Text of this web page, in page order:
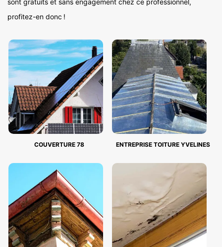
sont gratuits et sans engagement chez ce professionnel,
profitez-en donc !
COUVERTURE 78 ENTREPRISE TOITURE YVELINES